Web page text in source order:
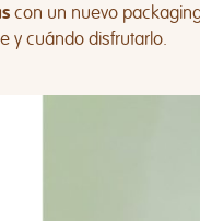
con un nuevo
y cuándo disfrutarlo.